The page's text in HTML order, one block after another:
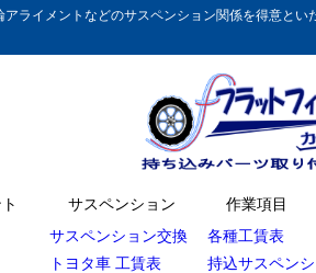
ライメントなどのサスペンション関係を得意と
サスペンション
サスペンション交換
トヨタ車 工賃表
作業項目
各種工賃表
持込サスペン